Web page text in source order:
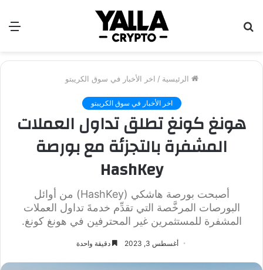
الرئيسية / اخر الأخبار في سوق الكريبتو
اخر الأخبار في سوق الكريبتو
هونغ كونغ تطلق تداول العملات
المشفرة بالتجزئة مع بورصة
HashKey
أصبحت بورصة هاشكي (HashKey) من أوائل
البورصات المرخَّصة التي تقدِّم خدمةَ تداول العملات
المشفرة للمستثمرين غير المحترفين في هونغ كونغ.
أغسطس 3, 2023 دقيقة واحدة